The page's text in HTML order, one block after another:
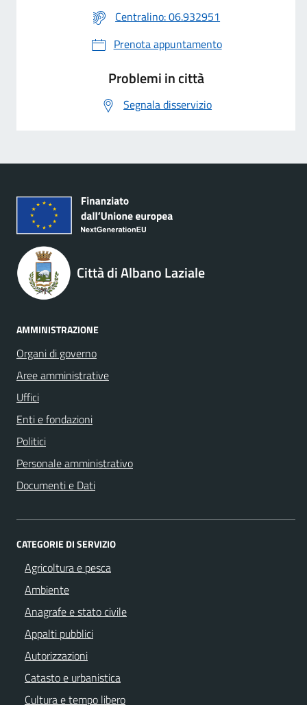
Centralino: 06.932951
Prenota appuntamento
Problemi in città
Segnala disservizio
Città di Albano Laziale
AMMINISTRAZIONE
Organi di governo
Aree amministrative
Uffici
Enti e fondazioni
Politici
Personale amministrativo
Documenti e Dati
CATEGORIE DI SERVIZIO
Agricoltura e pesca
Ambiente
Anagrafe e stato civile
Appalti pubblici
Autorizzazioni
Catasto e urbanistica
Cultura e tempo libero